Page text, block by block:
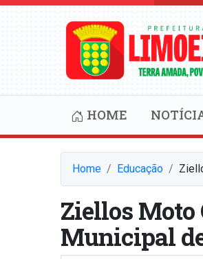
HOME
Home Educação
Ziellos Moto
Municipal